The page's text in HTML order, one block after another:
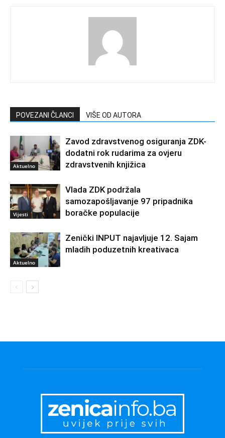
POVEZANI ČLANCI VIŠE OD AUTORA
Aktuelno
Zavod zdravstvenog osiguranja ZDK-
dodatni rok rudarima za ovjeru
zdravstvenih knjižica
Vijesti
Vlada ZDK podržala
samozapošljavanje 97 pripadnika
boračke populacije
Aktuelno
Zenički INPUT najavljuje 12. Sajam
mladih poduzetnih kreativaca